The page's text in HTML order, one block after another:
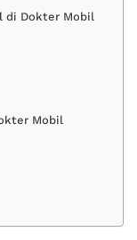
di Dokter Mobil
Mobil